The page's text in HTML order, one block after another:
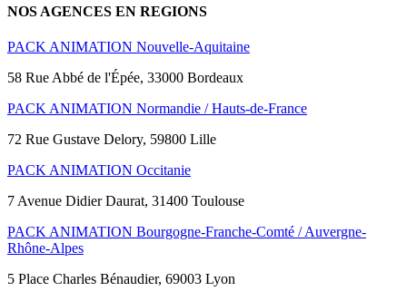
NOS AGENCES EN REGIONS
PACK ANIMATION Nouvelle-Aquitaine
58 Rue Abbé de l'Épée, 33000 Bordeaux
PACK ANIMATION Normandie / Hauts-de-France
72 Rue Gustave Delory, 59800 Lille
PACK ANIMATION Occitanie
7 Avenue Didier Daurat, 31400 Toulouse
PACK ANIMATION Bourgogne-Franche-Comté / Auvergne-
Rhône-Alpes
5 Place Charles Bénaudier, 69003 Lyon